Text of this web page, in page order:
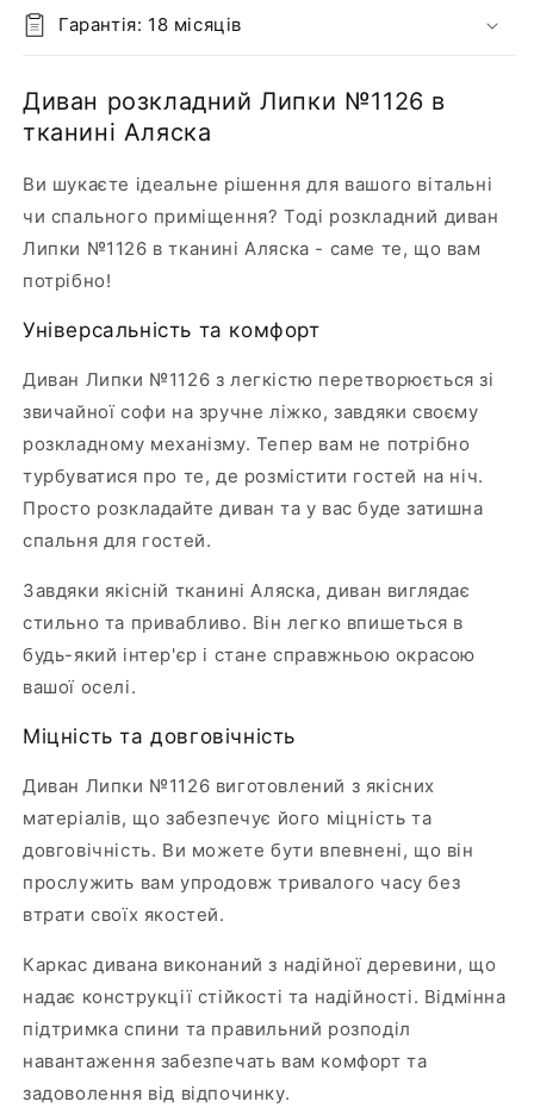
Гарантія: 18 місяців
Диван розкладний Липки №1126 в
тканині Аляска
Ви шукаєте ідеальне рішення для вашого вітальні
чи спального приміщення? Тоді розкладний диван
Липки №1126 в тканині Аляска - саме те, що вам
потрібно!
Універсальність та комфорт
Диван Липки №1126 з легкістю перетворюється зі
звичайної софи на зручне ліжко, завдяки своєму
розкладному механізму. Тепер вам не потрібно
турбуватися про те, де розмістити гостей на ніч.
Просто розкладайте диван та у вас буде затишна
спальня для гостей.
Завдяки якісній тканині Аляска, диван виглядає
стильно та привабливо. Він легко впишеться в
будь-який інтер'єр і стане справжньою окрасою
вашої оселі.
Міцність та довговічність
Диван Липки №1126 виготовлений з якісних
матеріалів, що забезпечує його міцність та
довговічність. Ви можете бути впевнені, що він
прослужить вам упродовж тривалого часу без
втрати своїх якостей.
Каркас дивана виконаний з надійної деревини, що
надає конструкції стійкості та надійності. Відмінна
підтримка спини та правильний розподіл
навантаження забезпечать вам комфорт та
задоволення від відпочинку.